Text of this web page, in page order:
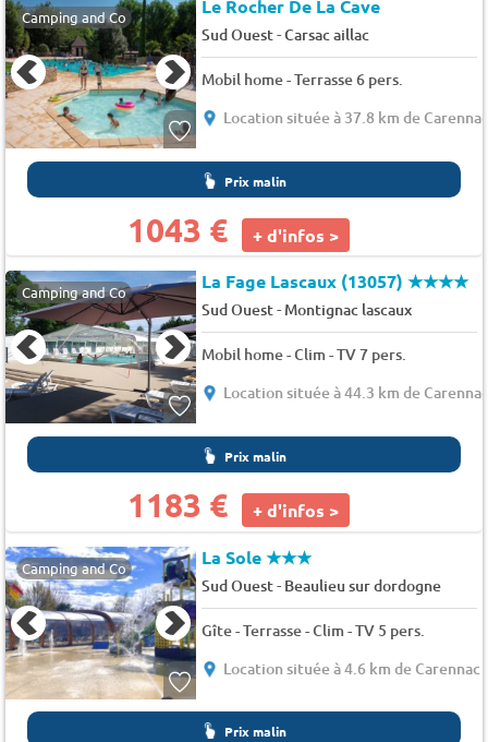
Camping and Co Le Rocher De La Cave
Sud Ouest-Carsac aillac
Mobil home - Terrasse 6 pers.
Location située à 37.8 km de
Prix malin
1043 € + d'infos >
Camping and Co La Fage Lascaux (13057)★★★★
Sud Ouest- Montignac lascaux
Mobil home - Clim - TV 7 pers.
Location située à 44.3 km de
Prix malin
1183 € + d'infos >
Camping and Co La Sole★★★
Sud Ouest- Beaulieu sur dordogne
Gîte - Terrasse - Clim - TV 5 pers.
Location située à 4.6 km de Carennac
Prix malin